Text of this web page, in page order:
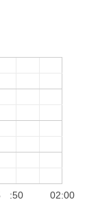
02:00
:50